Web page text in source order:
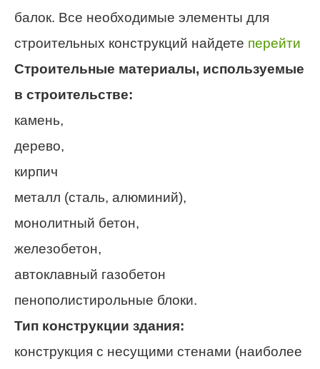
балок. Все необходимые элементы для
строительных конструкций найдете перейти
Строительные материалы, используемые
в строительстве:
камень,
дерево,
кирпич
металл (сталь, алюминий),
монолитный бетон,
железобетон,
автоклавный газобетон
пенополистирольные блоки.
Тип конструкции здания:
конструкция с несущими стенами (наиболее